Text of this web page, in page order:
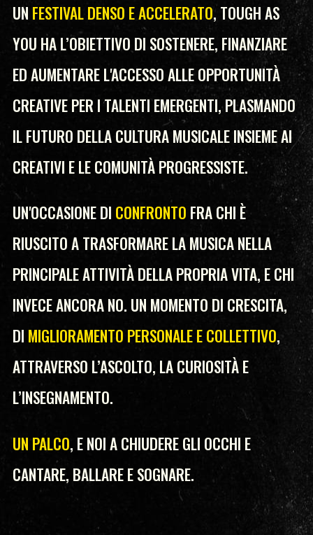
UN FESTIVAL DENSO E ACCELERATO, TOUGH AS
YOU HA L’OBIETTIVO DI SOSTENERE, FINANZIARE
ED AUMENTARE L'ACCESSO ALLE OPPORTUNITÀ
CREATIVE PER I TALENTI EMERGENTI, PLASMANDO
IL FUTURO DELLA CULTURA MUSICALE INSIEME AI
CREATIVI E LE COMUNITÀ PROGRESSISTE.
UN'OCCASIONE DI CONFRONTO FRA CHI È
RIUSCITO A TRASFORMARE LA MUSICA NELLA
PRINCIPALE ATTIVITÀ DELLA PROPRIA VITA, E CHI
INVECE ANCORA NO. UN MOMENTO DI CRESCITA,
DI MIGLIORAMENTO PERSONALE E COLLETTIVO,
ATTRAVERSO L’ASCOLTO, LA CURIOSITÀ E
L’INSEGNAMENTO.
UN PALCO, E NOI A CHIUDERE GLI OCCHI E
CANTARE, BALLARE E SOGNARE.